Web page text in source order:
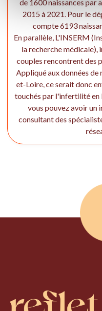
de 1600 naissances par
2015 à 2021. Pour le
compte 6193
En parallèle, L'INSERM
la recherche médicale),
couples rencontrent des
Appliqué aux données de
et-Loire, ce serait donc
touchés par l'infertilité en
vous pouvez avoir
consultant des